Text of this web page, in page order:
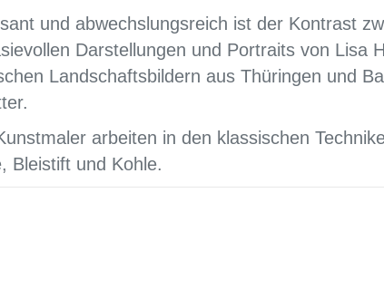
und abwechslungsreich ist der Kontrast
Darstellungen und Portraits von Lisa
Landschaftsbildern aus Thüringen und
arbeiten in den klassischen
Bleistift und Kohle.